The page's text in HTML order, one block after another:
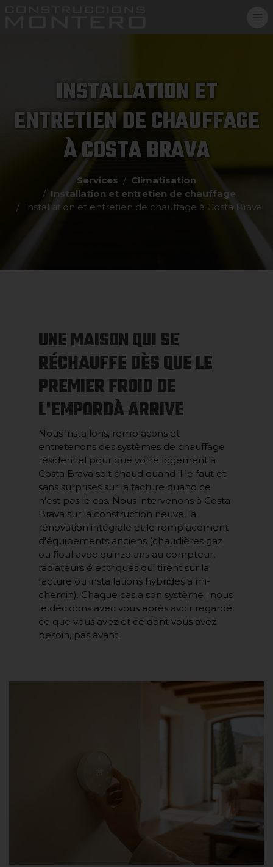
INSTALLATION ET
ENTRETIEN DE CHAUFFAGE
À COSTA BRAVA
Services
Climatisation
Installation et entretien de chauffage
Installation et entretien de chauffage à Costa Brava
UNE MAISON QUI SE
RÉCHAUFFE DÈS QUE LE
PREMIER FROID DE
L'EMPORDÀ ARRIVE
Nous installons, remplaçons et
entretenons des systèmes de chauffage
résidentiel pour que votre logement à
Costa Brava soit chaud quand il le faut et
sans surprises sur la facture quand ce
n'est pas le cas. Nous intervenons à Costa
Brava sur la construction neuve, la
rénovation intégrale et le remplacement
d'équipements anciens (chaudières gaz
ou fioul avec quinze ans au compteur,
radiateurs électriques qui tirent sur la
facture ou installations hybrides à mi-
chemin). Chaque cas a son système ; nous
le décidons avec vous après avoir regardé
ce que vous avez et ce dont vous avez
besoin, pas avant.